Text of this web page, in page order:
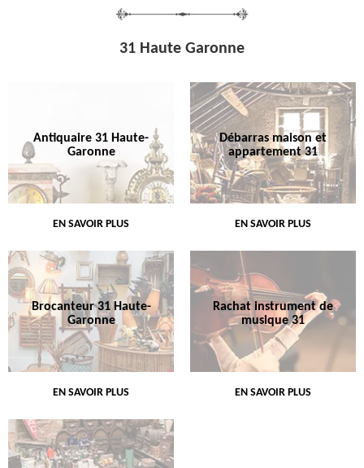
31 Haute Garonne
Antiquaire 31 Haute-
Garonne
EN SAVOIR PLUS
Débarras maison et
appartement 31
EN SAVOIR PLUS
Brocanteur 31 Haute-
Garonne
EN SAVOIR PLUS
Rachat instrument de
musique 31
EN SAVOIR PLUS